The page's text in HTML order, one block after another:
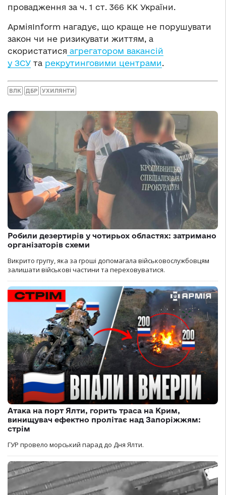
провадження за ч. 1 ст. 366 КК України.
АрміяInform нагадує, що краще не порушувати
закон чи не ризикувати життям, а
скористатися агрегатором вакансій
у ЗСУ та рекрутинговими центрами.
ВЛК ДБР УХИЛЯНТИ
Робили дезертирів у чотирьох областях: затримано
організаторів схеми
Викрито групу, яка за гроші допомагала військовослужбовцям
залишати військові частини та переховуватися.
Атака на порт Ялти, горить траса на Крим,
винищувач ефектно пролітає над Запоріжжям:
стрім
ГУР провело морський парад до Дня Ялти.